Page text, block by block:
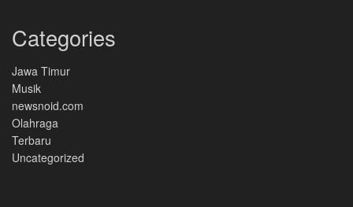
Categories
Jawa Timur
Musik
newsnoid.com
Olahraga
Terbaru
Uncategorized